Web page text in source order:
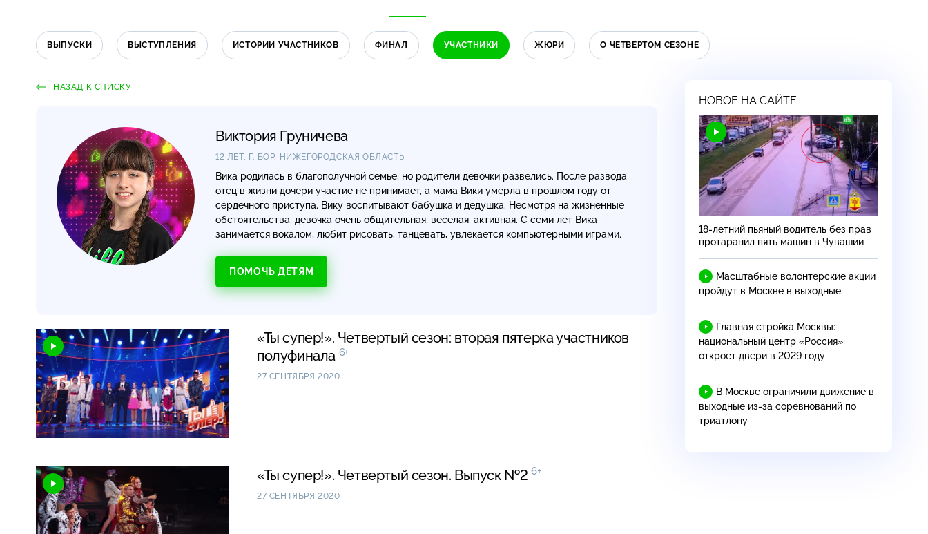
ВЫПУСКИ ВЫСТУПЛЕНИЯ ИСТОРИИ УЧАСТНИКОВ ФИНАЛ УЧАСТНИКИ ЖЮРИ О ЧЕТВЕРТОМ СЕЗОНЕ
НАЗАД К СПИСКУ
Виктория Груничева
12 ЛЕТ, Г. БОР, НИЖЕГОРОДСКАЯ ОБЛАСТЬ
Вика родилась в благополучной семье, но родители девочки развелись. После развода
отец в жизни дочери участие не принимает, а мама Вики умерла в прошлом году от
сердечного приступа. Вику воспитывают бабушка и дедушка. Несмотря на жизненные
обстоятельства, девочка очень общительная, веселая, активная. С семи лет Вика
занимается вокалом, любит рисовать, танцевать, увлекается компьютерными играми.
ПОМОЧЬ ДЕТЯМ
«Ты супер!». Четвертый сезон: вторая пятерка участников
полуфинала 6+
27 СЕНТЯБРЯ 2020
«Ты супер!». Четвертый сезон. Выпуск №2 6+
27 СЕНТЯБРЯ 2020
НОВОЕ НА САЙТЕ
18-летний пьяный водитель без прав
протаранил пять машин в Чувашии
Масштабные волонтерские акции
пройдут в Москве в выходные
Главная стройка Москвы:
национальный центр «Россия»
откроет двери в 2029 году
В Москве ограничили движение в
выходные из-за соревнований по
триатлону